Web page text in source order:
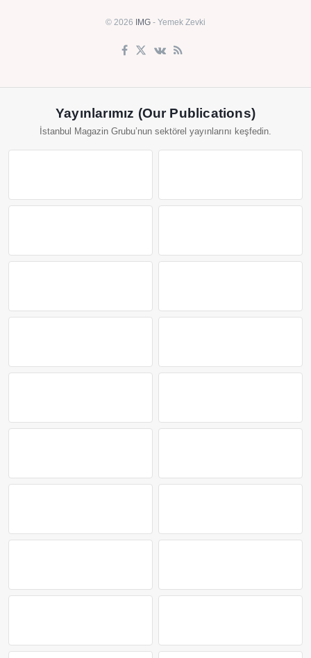
© 2026 IMG - Yemek Zevki
Yayınlarımız (Our Publications)
İstanbul Magazin Grubu’nun sektörel yayınlarını keşfedin.